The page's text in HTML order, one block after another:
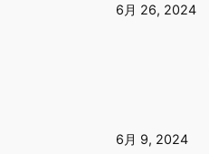
6月 26, 2024
6月 9, 2024